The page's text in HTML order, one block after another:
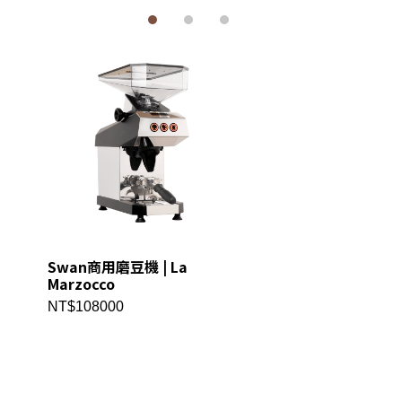
Swan商用磨豆機 | La
Marzocco
NT$108000